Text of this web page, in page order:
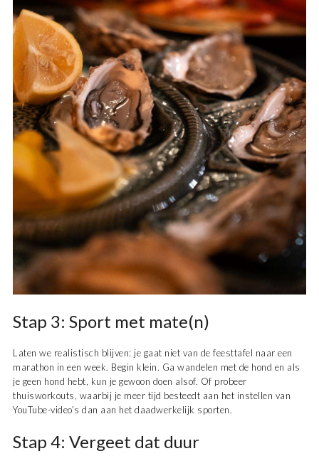
Stap 3: Sport met mate(n)
Laten we realistisch blijven: je gaat niet van de feesttafel naar een
marathon in een week. Begin klein. Ga wandelen met de hond en als
je geen hond hebt, kun je gewoon doen alsof. Of probeer
thuisworkouts, waarbij je meer tijd besteedt aan het instellen van
YouTube-video’s dan aan het daadwerkelijk sporten.
Stap 4: Vergeet dat duur